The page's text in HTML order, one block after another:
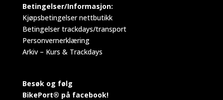
Betingelser/Informasjon:
Kjøpsbetingelser nettbutikk
Betingelser trackdays/transport
Personvernerklæring
Arkiv – Kurs & Trackdays
Besøk og følg
BikePort® på facebook!